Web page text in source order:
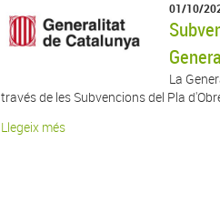
01/10/
La
través de les Subvencions del Pla
Llegeix més